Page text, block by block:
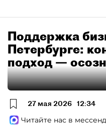
Поддержка
Петербурге:
подход —
27 мая 2026 12:34
Читайте нас в